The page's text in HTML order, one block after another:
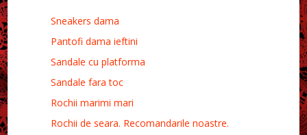
Sneakers dama
Pantofi dama ieftini
Sandale cu platforma
Sandale fara toc
Rochii marimi mari
Rochii de seara. Recomandarile noastre.